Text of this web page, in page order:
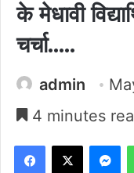
के मेधावी
चर्चा…..
admin
4 minutes
Facebook
X